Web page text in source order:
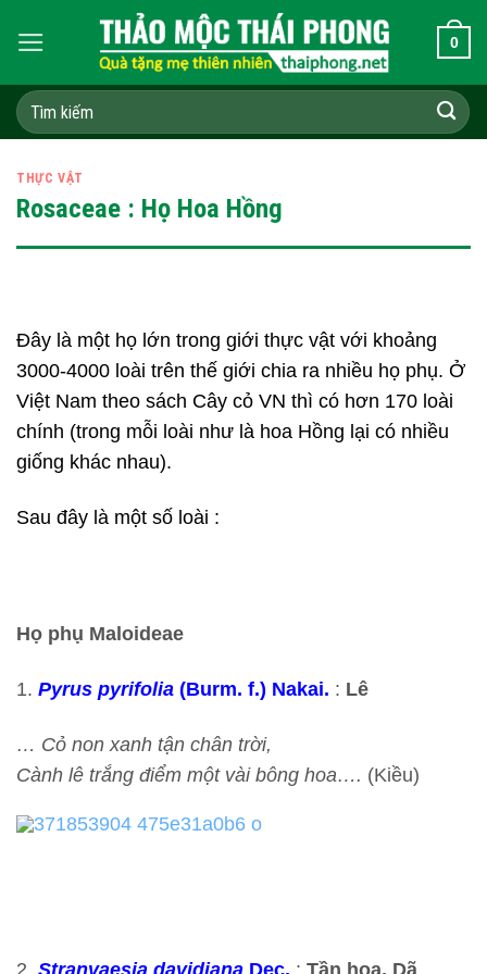
0
Tìm
kiếm:
THỰC VẬT
Rosaceae : Họ Hoa Hồng
Đây là một họ lớn trong giới thực vật với khoảng
3000-4000 loài trên thế giới chia ra nhiều họ phụ. Ở
Việt Nam theo sách Cây cỏ VN thì có hơn 170 loài
chính (trong mỗi loài như là hoa Hồng lại có nhiều
giống khác nhau).
Sau đây là một số loài :
Họ phụ Maloideae
1. Pyrus pyrifolia (Burm. f.) Nakai. : Lê
… Cỏ non xanh tận chân trời,
Cành lê trắng điểm một vài bông hoa…. (Kiều)
2. Stranvaesia davidiana Dec. : Tần hoa, Dã